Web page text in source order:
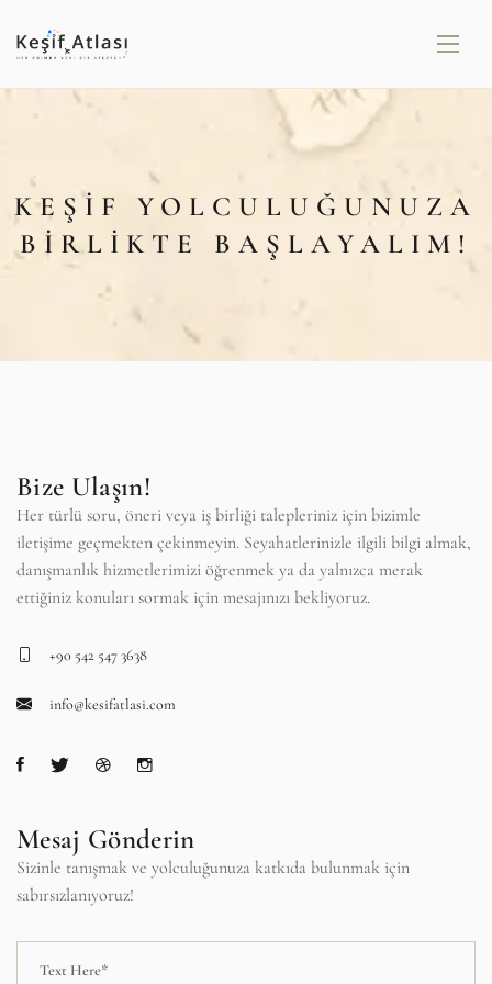
KEŞIF YOLCULUĞUNUZA
BIRLIKTE BAŞLAYALIM!
Bize Ulaşın!
Her türlü soru, öneri veya iş birliği talepleriniz için bizimle
iletişime geçmekten çekinmeyin. Seyahatlerinizle ilgili bilgi almak,
danışmanlık hizmetlerimizi öğrenmek ya da yalnızca merak
ettiğiniz konuları sormak için mesajınızı bekliyoruz.
+90 542 547 3638
info@kesifatlasi.com
Mesaj Gönderin
Sizinle tanışmak ve yolculuğunuza katkıda bulunmak için
sabırsızlanıyoruz!